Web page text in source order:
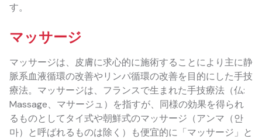
す。
マッサージ
マッサージは、皮膚に求心的に施術することにより主に静
脈系血液循環の改善やリンパ循環の改善を目的にした手技
療法。マッサージは、フランスで生まれた手技療法（仏:
Massage、マサージュ）を指すが、同様の効果を得られ
るものとしてタイ式や朝鮮式のマッサージ（アンマ（안
마）と呼ばれるものは除く）も便宜的に「マッサージ」と